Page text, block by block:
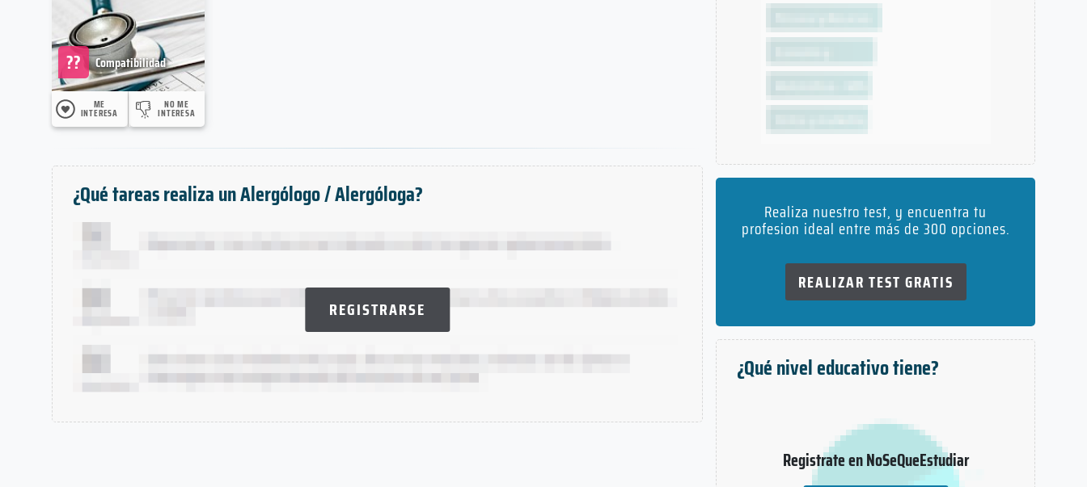
Compatibilidad
??
ME
INTERESA
NO ME
INTERESA
¿Qué tareas realiza un Alergólogo / Alergóloga?
REGISTRARSE
Realiza nuestro test, y encuentra tu
profesion ideal entre más de 300 opciones.
REALIZAR TEST GRATIS
¿Qué nivel educativo tiene?
Registrate en NoSeQueEstudiar